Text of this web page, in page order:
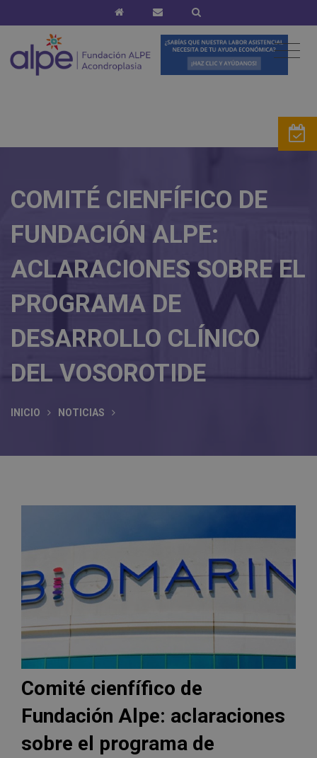
COMITÉ CIENFÍFICO DE
FUNDACIÓN ALPE:
ACLARACIONES SOBRE EL
PROGRAMA DE
DESARROLLO CLÍNICO
DEL VOSOROTIDE
INICIO NOTICIAS
Comité cienfífico de
Fundación Alpe: aclaraciones
sobre el programa de